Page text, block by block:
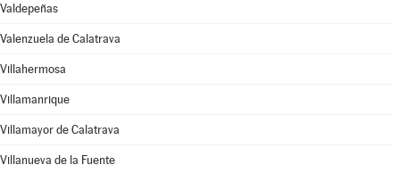
Valdepeñas
Valenzuela de Calatrava
Villahermosa
Villamanrique
Villamayor de Calatrava
Villanueva de la Fuente